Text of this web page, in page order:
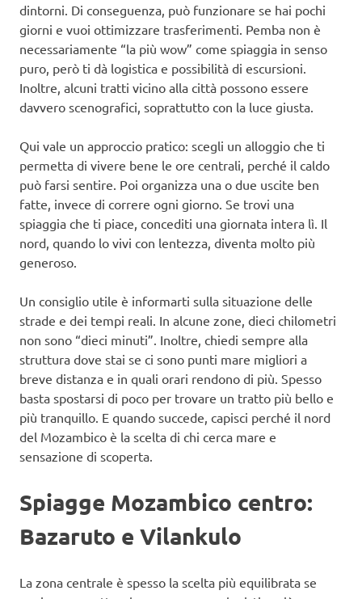
dintorni. Di conseguenza, può funzionare se hai pochi
giorni e vuoi ottimizzare trasferimenti. Pemba non è
necessariamente “la più wow” come spiaggia in senso
puro, però ti dà logistica e possibilità di escursioni.
Inoltre, alcuni tratti vicino alla città possono essere
davvero scenografici, soprattutto con la luce giusta.
Qui vale un approccio pratico: scegli un alloggio che ti
permetta di vivere bene le ore centrali, perché il caldo
può farsi sentire. Poi organizza una o due uscite ben
fatte, invece di correre ogni giorno. Se trovi una
spiaggia che ti piace, concediti una giornata intera lì. Il
nord, quando lo vivi con lentezza, diventa molto più
generoso.
Un consiglio utile è informarti sulla situazione delle
strade e dei tempi reali. In alcune zone, dieci chilometri
non sono “dieci minuti”. Inoltre, chiedi sempre alla
struttura dove stai se ci sono punti mare migliori a
breve distanza e in quali orari rendono di più. Spesso
basta spostarsi di poco per trovare un tratto più bello e
più tranquillo. E quando succede, capisci perché il nord
del Mozambico è la scelta di chi cerca mare e
sensazione di scoperta.
Spiagge Mozambico centro:
Bazaruto e Vilankulo
La zona centrale è spesso la scelta più equilibrata se